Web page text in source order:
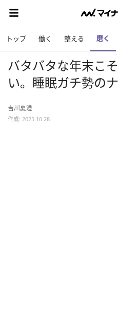
トップ 働く 整える 磨く
バタバタな年末こ
い。睡眠ガチ勢の
吉川夏澄
作成: 2025.10.28